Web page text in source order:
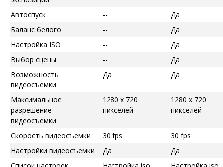
Автоспуск --
Да
Баланс белого
--
Да
Настройка ISO
--
Да
Выбор сцены
--
Да
Возможность
видеосъемки
Да Да
Максимальное
разрешение
видеосъемки
1280 x 720
пикселей
1280 x 720
пикселей
Скорость видеосъемки 30 fps
30 fps
Настройки видеосъемки
Да
Да